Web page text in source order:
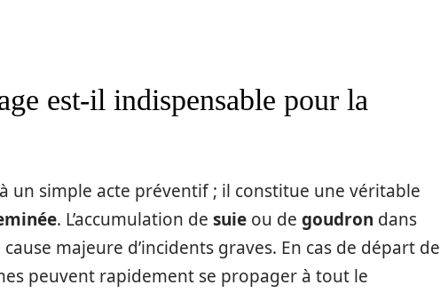
est-il indispensable pour la
un simple acte préventif ; il constitue une véritable
. L’accumulation de suie ou de goudron dans
majeure d’incidents graves. En cas de départ de
peuvent rapidement se propager à tout le